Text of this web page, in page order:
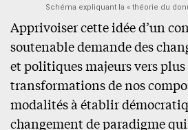
Schéma expliquant la « théorie du
Apprivoiser cette idée d’un
soutenable demande des
et politiques majeurs vers plus
transformations de nos
modalités à établir
changement de paradigme